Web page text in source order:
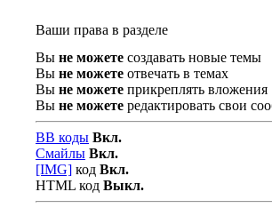
Ваши права в разделе
Вы не можете создавать новые темы
Вы не можете отвечать в темах
Вы не можете прикреплять вложения
Вы не можете редактировать свои
BB коды Вкл.
Смайлы Вкл.
[IMG] код Вкл.
HTML код Выкл.